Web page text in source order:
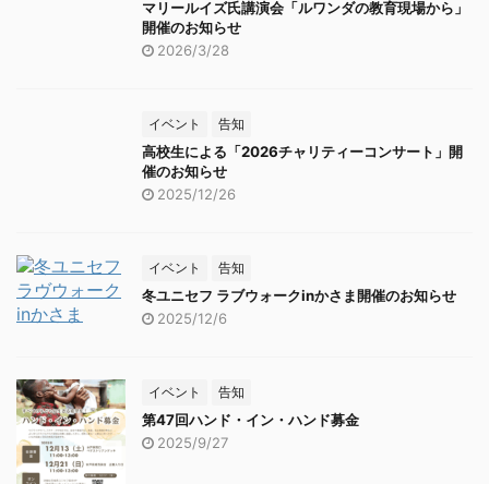
マリールイズ氏講演会「ルワンダの教育現場から」
開催のお知らせ
2026/3/28
イベント 告知
高校生による「2026チャリティーコンサート」開
催のお知らせ
2025/12/26
イベント 告知
冬ユニセフ ラブウォークinかさま開催のお知らせ
2025/12/6
イベント 告知
第47回ハンド・イン・ハンド募金
2025/9/27